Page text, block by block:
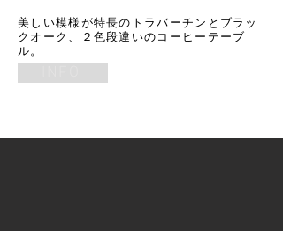
美しい模様が特長のトラバーチンとブラッ
クオーク、２色段違いのコーヒーテーブ
ル。